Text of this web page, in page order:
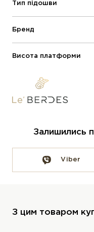
Тип підошви
Бренд
Висота платформи
Залишились
Viber
З цим товаром